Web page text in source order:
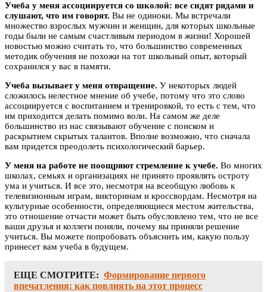
Учеба у меня ассоциируется со школой: все сидят рядами и
слушают, что им говорят. Вы не одиноки. Мы встречали
множество взрослых мужчин и женщин, для которых школьные
годы были не самым счастливым периодом в жизни! Хорошей
новостью можно считать то, что большинство современных
методик обучения не похожи на тот школьный опыт, который
сохранился у вас в памяти.
Учеба вызывает у меня отвращение. У некоторых людей
сложилось нелестное мнение об учебе, потому что это слово
ассоциируется с воспитанием и тренировкой, то есть с тем, что
им приходится делать помимо воли. На самом же деле
большинство из нас связывают обучение с поиском и
раскрытием скрытых талантов. Вполне возможно, что сначала
вам придется преодолеть психологический барьер.
У меня на работе не поощряют стремление к учебе. Во многих
школах, семьях и организациях не принято проявлять остроту
ума и учиться. И все это, несмотря на всеобщую любовь к
телевизионным играм, викторинам и кроссвордам. Несмотря на
культурные особенности, определяющиеся местом жительства,
это отношение отчасти может быть обусловлено тем, что не все
ваши друзья и коллеги поняли, почему вы приняли решение
учиться. Вы можете попробовать объяснить им, какую пользу
принесет вам учеба в будущем.
ЕЩЕ СМОТРИТЕ: Формирование первого
впечатления: как повлиять на этот процесс